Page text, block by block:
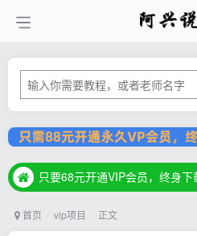
只要68元开通VIP会员，终身下载各大机构内部资源，一站式草
只要68元开通VIP会员，终身下载各大机构内部资源，一站式
首页 vip项目 正文